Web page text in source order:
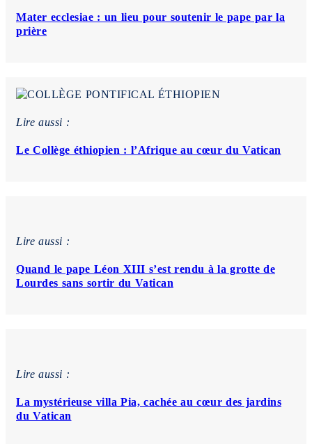
Mater ecclesiae : un lieu pour soutenir le pape par la
prière
Lire aussi :
Le Collège éthiopien : l’Afrique au cœur du Vatican
Lire aussi :
Quand le pape Léon XIII s’est rendu à la grotte de
Lourdes sans sortir du Vatican
Lire aussi :
La mystérieuse villa Pia, cachée au cœur des jardins
du Vatican